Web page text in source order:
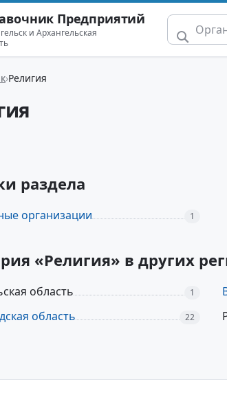
Предприятий
и Архангельская
Религия
раздела
организации 1
«Религия» в других
область 1
область 22